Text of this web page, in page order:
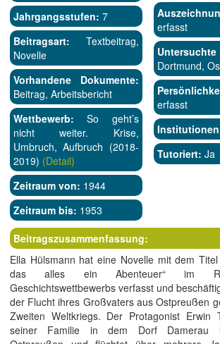
Jahrgangsstufen: 7
Beitragsart: Textbeitrag,
Novelle
Vorhandene Dokumente:
Beitrag, Arbeitsbericht
Wettbewerb: So geht’s
nicht weiter. Krise,
Umbruch, Aufbruch (2018-
2019) (Detail)
Zeitraum von: 1944
Zeitraum bis: 1953
erfasst
Dortmund,
erfasst
Tutoriert: Ja
Beitragszusammenfassung:
Ella Hülsmann hat eine Novelle mit dem
das alles ein Abenteuer“ im
Geschichtswettbewerbs verfasst und
der Flucht ihres Großvaters aus Ostpreußen
Zweiten Weltkriegs. Der Protagonist Erwin
seiner Familie in dem Dorf Damerau